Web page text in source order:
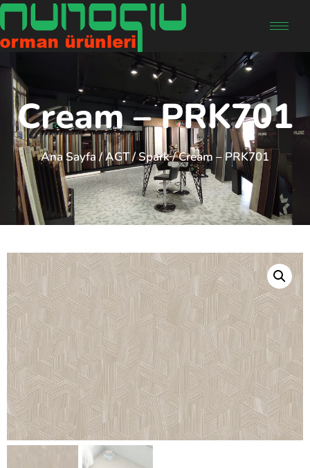
Cream – PRK701
Ana Sayfa/AGT/Spark/ Cream – PRK701